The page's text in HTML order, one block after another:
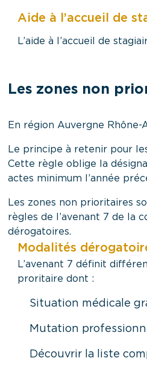
Aide à l’accueil de
L’aide à l’accueil de
Les zones non
En région Auvergne Rhône-
Le principe à retenir pour
Cette règle oblige la
actes minimum l’année
Les zones non prioritaires
règles de l’avenant 7 de la
dérogatoires.
Modalités
L’avenant 7 définit
proritaire dont :
Situation médicale
Mutation
Découvrir la liste